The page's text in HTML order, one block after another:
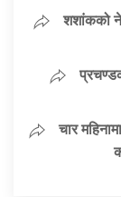
शशांकको
चार